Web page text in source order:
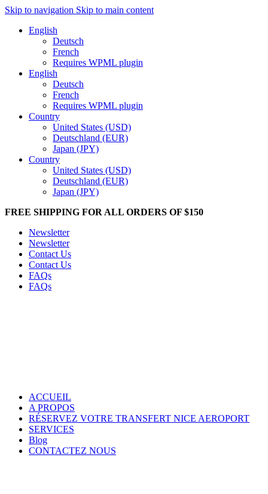
Skip to navigation Skip to main content
English
Deutsch
French
Requires WPML plugin
English
Deutsch
French
Requires WPML plugin
Country
United States (USD)
Deutschland (EUR)
Japan (JPY)
Country
United States (USD)
Deutschland (EUR)
Japan (JPY)
FREE SHIPPING FOR ALL ORDERS OF $150
Newsletter
Newsletter
Contact Us
Contact Us
FAQs
FAQs
ACCUEIL
A PROPOS
RÉSERVEZ VOTRE TRANSFERT NICE AEROPORT
SERVICES
Blog
CONTACTEZ NOUS